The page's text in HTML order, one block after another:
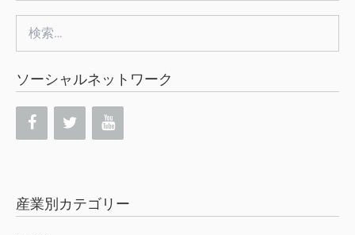
索:
ソーシャルネットワーク
産業別カテゴリー